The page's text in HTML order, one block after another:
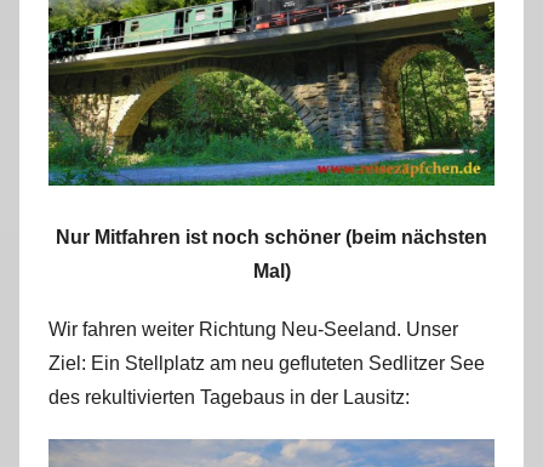
Nur Mitfahren ist noch schöner (beim nächsten
Mal)
Wir fahren weiter Richtung Neu-Seeland. Unser
Ziel: Ein Stellplatz am neu gefluteten Sedlitzer See
des rekultivierten Tagebaus in der Lausitz: